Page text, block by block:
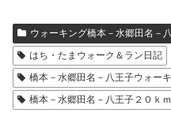
ウォーキング橋本－水郷田名－
はち・たまウォーク＆ラン日記
橋本－水郷田名－八王子ウォー
橋本－水郷田名－八王子２０ｋ